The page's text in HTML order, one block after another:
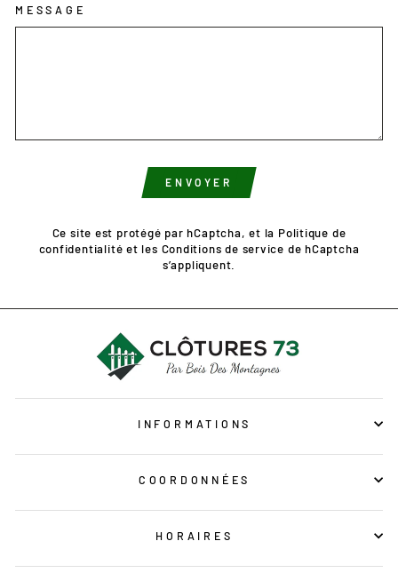
MESSAGE
ENVOYER
Ce site est protégé par hCaptcha, et la Politique de
confidentialité et les Conditions de service de hCaptcha
s’appliquent.
INFORMATIONS
COORDONNÉES
HORAIRES